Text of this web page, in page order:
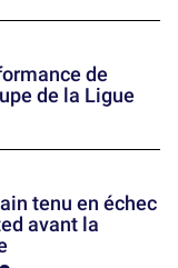
de
de la Ligue
tenu en échec
avant la